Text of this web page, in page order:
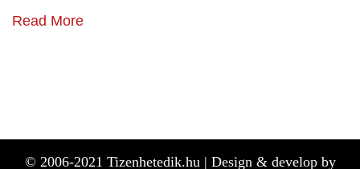
Read More
© 2006-2021 Tizenhetedik.hu | Design & develop by